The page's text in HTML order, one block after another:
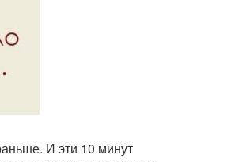
И эти 10 минут